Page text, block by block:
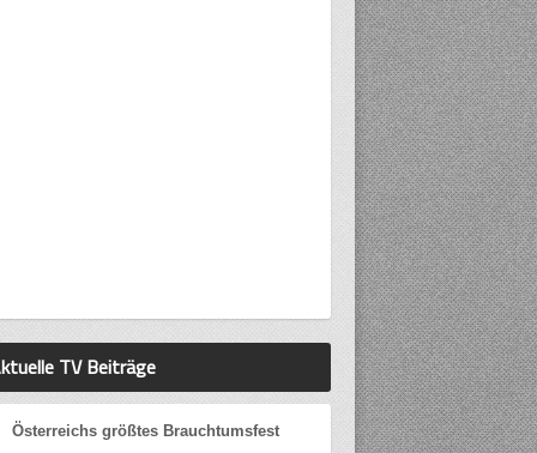
TV Beiträge
Österreichs größtes Brauchtumsfest